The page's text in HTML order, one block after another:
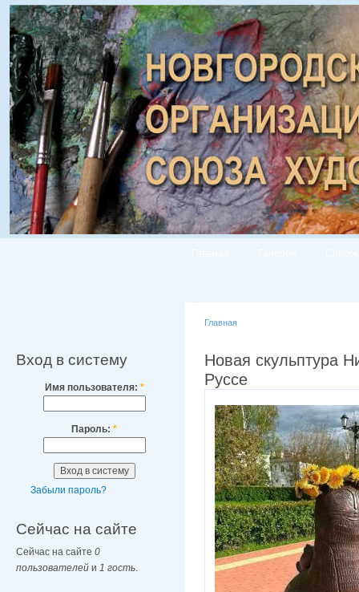
Вход в систему
Имя пользователя: *
Пароль: *
Забыли пароль?
Сейчас на сайте
Сейчас на сайте 0
пользователей и 1 гость
Главная
Новая скульптура
Руссе